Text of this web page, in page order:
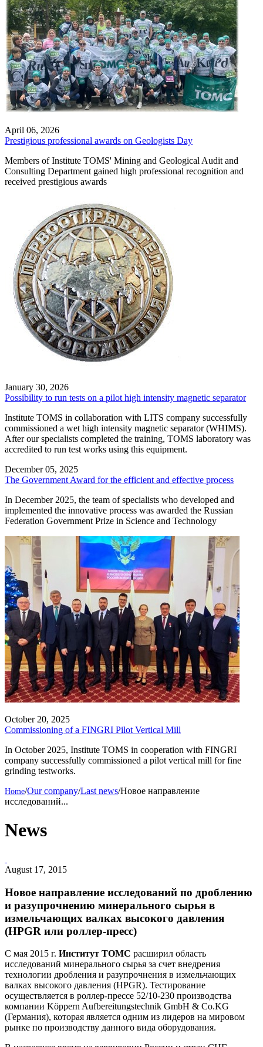
April 06, 2026
Prestigious professional awards on Geologists Day
Members of Institute TOMS' Mining and Geological Audit and
Consulting Department gained high professional recognition and
received prestigious awards
January 30, 2026
Possibility to run tests on a pilot high intensity magnetic separator
Institute TOMS in collaboration with LITS company successfully
commissioned a wet high intensity magnetic separator (WHIMS).
After our specialists сompleted the training, TOMS laboratory was
accredited to run test works using this equipment.
December 05, 2025
The Government Award for the efficient and effective process
In December 2025, the team of specialists who developed and
implemented the innovative process was awarded the Russian
Federation Government Prize in Science and Technology
October 20, 2025
Commissioning of a FINGRI Pilot Vertical Mill
In October 2025, Institute TOMS in cooperation with FINGRI
company successfully commissioned a pilot vertical mill for fine
grinding testworks.
/Our company/Last news/Новое направление
исследований...
News
August 17, 2015
Новое направление исследований по дроблению
и разупрочнению минерального сырья в
измельчающих валках высокого давления
(HPGR или роллер-пресс)
С мая 2015 г. Институт ТОМС расширил область
исследований минерального сырья за счет внедрения
технологии дробления и разупрочнения в измельчающих
валках высокого давления (HPGR). Тестирование
осуществляется в роллер-прессе 52/10-230 производства
компании Köppern Aufbereitungstechnik GmbH & Co.KG
(Германия), которая является одним из лидеров на мировом
рынке по производству данного вида оборудования.